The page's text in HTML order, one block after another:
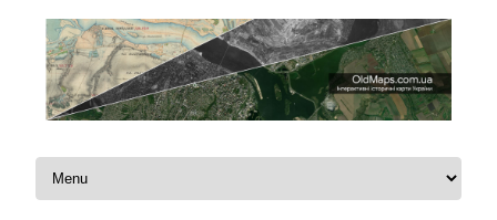
Перейти до контенту